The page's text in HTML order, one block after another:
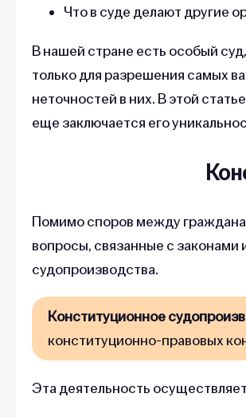
Что в суде делают другие
В нашей стране есть особый
только для разрешения самых
неточностей в них. В этой
еще заключается его
Помимо споров между
вопросы, связанные с
судопроизводства.
Конституционное
конституционно-правовых
Эта деятельность